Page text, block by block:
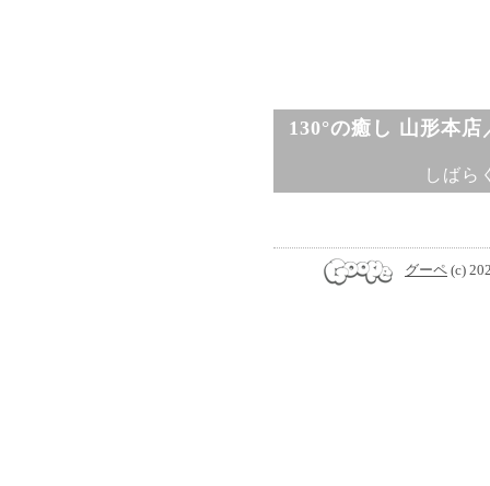
130°の癒し 山形本
しばら
グーペ (c)